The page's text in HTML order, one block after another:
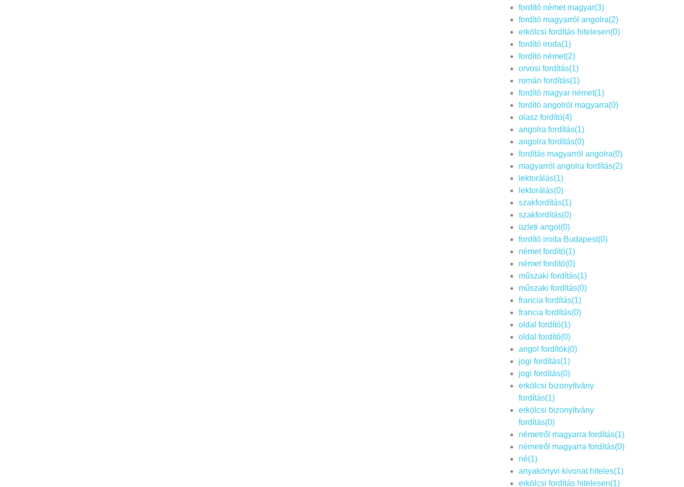
fordító német magyar(3)
fordító magyarról angolra(2)
erkölcsi fordítás hitelesen(0)
fordító iroda(1)
fordító német(2)
orvosi fordítás(1)
román fordítás(1)
fordító magyar német(1)
fordító angolról magyarra(0)
olasz fordító(4)
angolra fordítás(1)
angolra fordítás(0)
fordítás magyarról angolra(0)
magyarról angolra fordítás(2)
lektorálás(1)
lektorálás(0)
szakfordítás(1)
szakfordítás(0)
üzleti angol(0)
fordító iroda Budapest(0)
német fordító(1)
német fordító(0)
műszaki fordítás(1)
műszaki fordítás(0)
francia fordítás(1)
francia fordítás(0)
oldal fordító(1)
oldal fordító(0)
angol fordítók(0)
jogi fordítás(1)
jogi fordítás(0)
erkölcsi bizonyítvány
fordítás(1)
erkölcsi bizonyítvány
fordítás(0)
németről magyarra fordítás(1)
németről magyarra fordítás(0)
né(1)
anyakönyvi kivonat hiteles(1)
erkölcsi fordítás hitelesen(1)